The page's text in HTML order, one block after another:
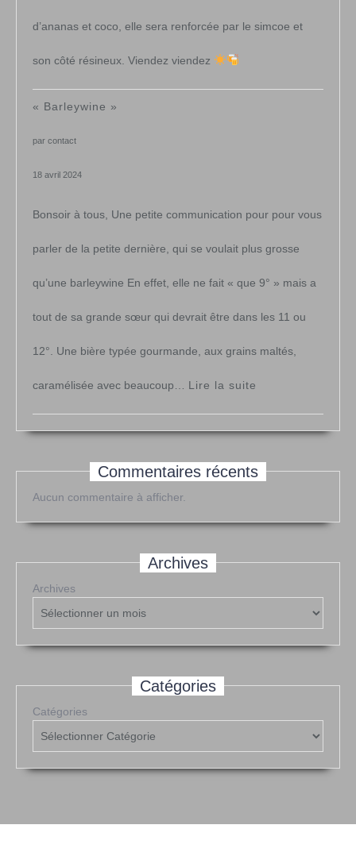
d’ananas et coco, elle sera renforcée par le simcoe et
son côté résineux. Viendez viendez
« Barleywine »
par contact
18 avril 2024
Bonsoir à tous, Une petite communication pour pour vous
parler de la petite dernière, qui se voulait plus grosse
qu’une barleywine En effet, elle ne fait « que 9° » mais a
tout de sa grande sœur qui devrait être dans les 11 ou
12°. Une bière typée gourmande, aux grains maltés,
caramélisée avec beaucoup… Lire la suite
« Barleywine »
Commentaires récents
Aucun commentaire à afficher.
Archives
Archives
Catégories
Catégories